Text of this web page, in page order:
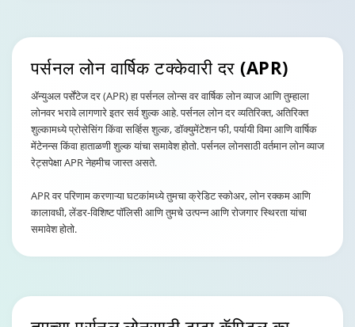
पर्सनल लोन वार्षिकटक्केवारी दर (APR)
ॲन्युअल पर्सेंटेज दर (APR) हा पर्सनल लोन्स वर वार्षिक लोन व्याज आणि तुम्हाला
लोनवर भरावे लागणारे इतर सर्व शुल्क आहे. पर्सनल लोन दर व्यतिरिक्त, अतिरिक्त
शुल्कामध्ये प्रोसेसिंग किंवा सर्व्हिस शुल्क, डॉक्युमेंटेशन फी, पर्यायी विमा आणि वार्षिक
मेंटेनन्स किंवा हाताळणी शुल्क यांचा समावेश होतो. पर्सनल लोनसाठी वर्तमान लोन व्याज
रेट्सपेक्षा APR नेहमीच जास्त असते.
APR वर परिणाम करणाऱ्या घटकांमध्ये तुमचा क्रेडिट स्कोअर, लोन रक्कम आणि
कालावधी, लेंडर-विशिष्ट पॉलिसी आणि तुमचे उत्पन्न आणि रोजगार स्थिरता यांचा
समावेश होतो.